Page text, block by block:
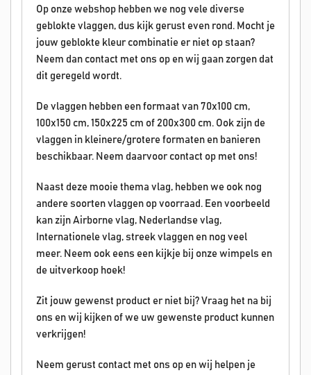
Op onze webshop hebben we nog vele diverse
geblokte vlaggen, dus kijk gerust even rond. Mocht je
jouw geblokte kleur combinatie er niet op staan?
Neem dan contact met ons op en wij gaan zorgen dat
dit geregeld wordt.
De vlaggen hebben een formaat van 70x100 cm,
100x150 cm, 150x225 cm of 200x300 cm. Ook zijn de
vlaggen in kleinere/grotere formaten en banieren
beschikbaar. Neem daarvoor contact op met ons!
Naast deze mooie thema vlag, hebben we ook nog
andere soorten vlaggen op voorraad. Een voorbeeld
kan zijn Airborne vlag, Nederlandse vlag,
Internationele vlag, streek vlaggen en nog veel
meer. Neem ook eens een kijkje bij onze wimpels en
de uitverkoop hoek!
Zit jouw gewenst product er niet bij? Vraag het na bij
ons en wij kijken of we uw gewenste product kunnen
verkrijgen!
Neem gerust contact met ons op en wij helpen je